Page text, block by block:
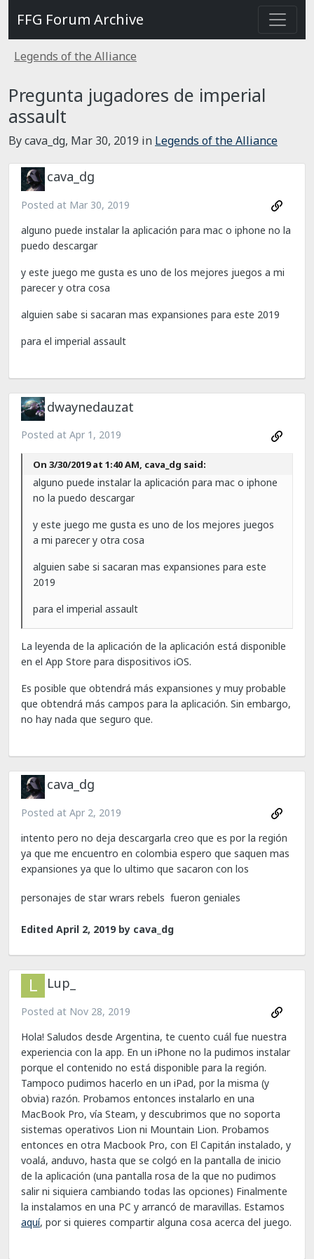
FFG Forum Archive
Legends of the Alliance
Pregunta jugadores de imperial
assault
By cava_dg, Mar 30, 2019 in Legends of the Alliance
cava_dg
Posted at Mar 30, 2019
alguno puede instalar la aplicación para mac o iphone no la
puedo descargar
y este juego me gusta es uno de los mejores juegos a mi
parecer y otra cosa
alguien sabe si sacaran mas expansiones para este 2019
para el imperial assault
dwaynedauzat
Posted at Apr 1, 2019
On 3/30/2019 at 1:40 AM, cava_dg said:
alguno puede instalar la aplicación para mac o iphone
no la puedo descargar
y este juego me gusta es uno de los mejores juegos
a mi parecer y otra cosa
alguien sabe si sacaran mas expansiones para este
2019
para el imperial assault
La leyenda de la aplicación de la aplicación está disponible
en el App Store para dispositivos iOS.
Es posible que obtendrá más expansiones y muy probable
que obtendrá más campos para la aplicación. Sin embargo,
no hay nada que seguro que.
cava_dg
Posted at Apr 2, 2019
intento pero no deja descargarla creo que es por la región
ya que me encuentro en colombia espero que saquen mas
expansiones ya que lo ultimo que sacaron con los
personajes de star wrars rebels fueron geniales
Edited April 2, 2019by cava_dg
Lup_
Posted at Nov 28, 2019
Hola! Saludos desde Argentina, te cuento cuál fue nuestra
experiencia con la app. En un iPhone no la pudimos instalar
porque el contenido no está disponible para la región.
Tampoco pudimos hacerlo en un iPad, por la misma (y
obvia) razón. Probamos entonces instalarlo en una
MacBook Pro, vía Steam, y descubrimos que no soporta
sistemas operativos Lion ni Mountain Lion. Probamos
entonces en otra Macbook Pro, con El Capitán instalado, y
voalá, anduvo, hasta que se colgó en la pantalla de inicio
de la aplicación (una pantalla rosa de la que no pudimos
salir ni siquiera cambiando todas las opciones) Finalmente
la instalamos en una PC y arrancó de maravillas. Estamos
aquí, por si quieres compartir alguna cosa acerca del juego.